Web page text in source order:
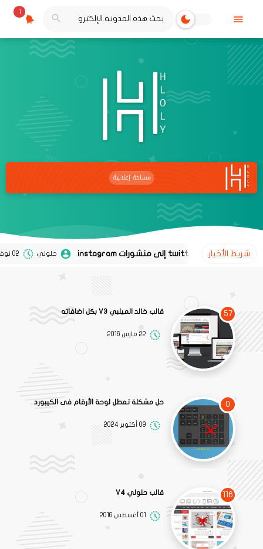
1
شريط الأخبار حلولي 02 نوفمبر 2020
57 قالب خالد الميلبي V3 بكل اضافاته
22 مارس 2016
0 حل مشكلة تعطل لوحة الأرقام فى الكيبورد
09 أكتوبر 2024
116 قالب حلولي V4
01 أغسطس 2016